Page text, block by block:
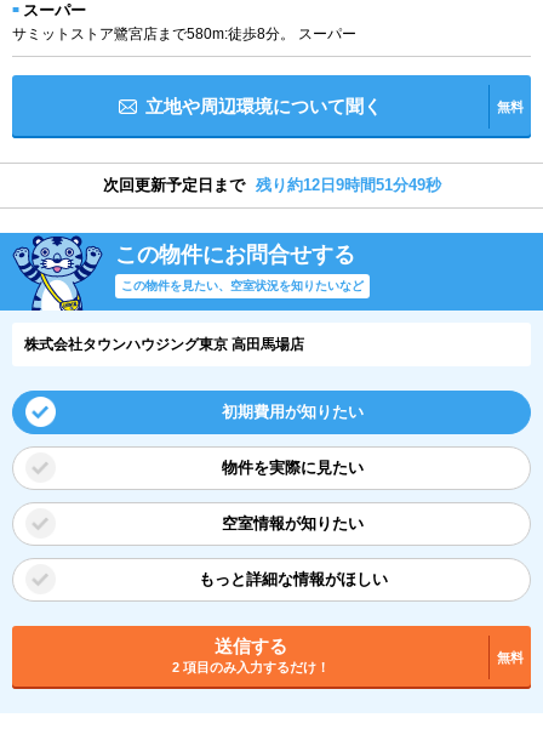
スーパー
サミットストア鷺宮店まで580m:徒歩8分。 スーパー
立地や周辺環境について聞く 無料
次回更新予定日まで 残り約12日9時間51分48秒
この物件にお問合せする
この物件を見たい、空室状況を知りたいなど
株式会社タウンハウジング東京 高田馬場店
初期費用が知りたい
物件を実際に見たい
空室情報が知りたい
もっと詳細な情報がほしい
送信する
2 項目のみ入力するだけ！
無料